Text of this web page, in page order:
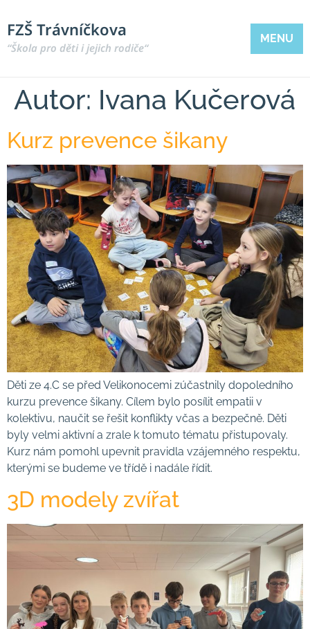
FZŠ Trávníčkova
“Škola pro děti i jejich rodiče“
MENU
Autor: Ivana Kučerová
Kurz prevence šikany
Děti ze 4.C se před Velikonocemi zúčastnily dopoledního
kurzu prevence šikany. Cílem bylo posílit empatii v
kolektivu, naučit se řešit konflikty včas a bezpečně. Děti
byly velmi aktivní a zrale k tomuto tématu přistupovaly.
Kurz nám pomohl upevnit pravidla vzájemného respektu,
kterými se budeme ve třídě i nadále řídit.
3D modely zvířat